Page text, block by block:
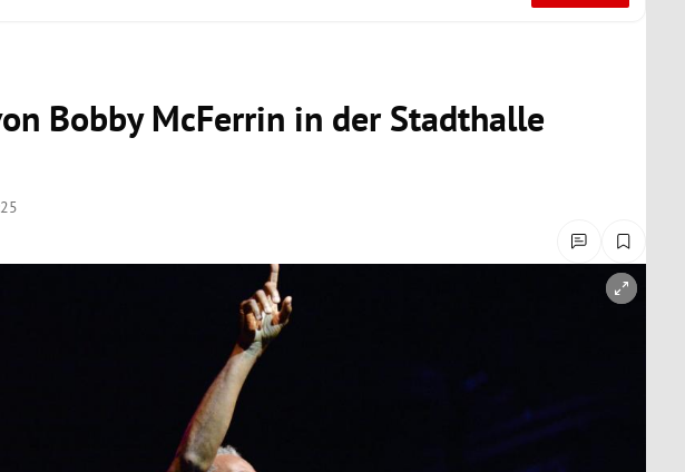
Bobby McFerrin in der Stadthalle
öffnen/schließen